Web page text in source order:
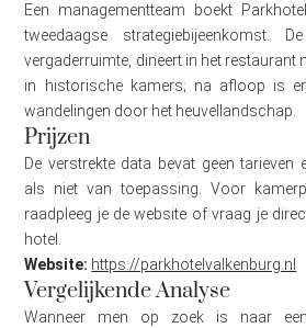
Een managementteam boekt
tweedaagse strategiebijeenkomst.
vergaderruimte, dineert in het restaurant
in historische kamers; na afloop is
wandelingen door het heuvellandschap.
Prijzen
De verstrekte data bevat geen
als niet van toepassing. Voor
raadpleeg je de website of vraag je
hotel.
Website: https://parkhotelvalkenburg.nl
Vergelijkende Analyse
Wanneer men op zoek is naar